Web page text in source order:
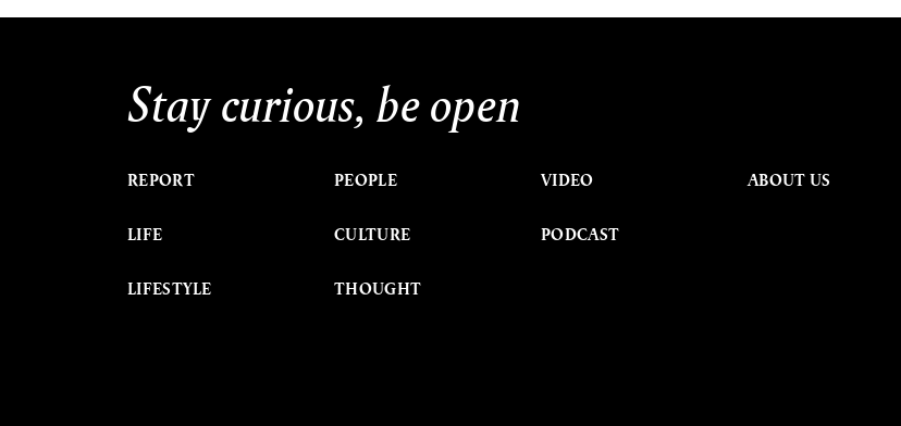
Stay curious, be open
REPORT
LIFE
LIFESTYLE
PEOPLE
CULTURE
THOUGHT
VIDEO
PODCAST
ABOUT US